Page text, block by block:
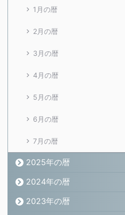
1月の暦
2月の暦
3月の暦
4月の暦
5月の暦
6月の暦
7月の暦
2025年の暦
2024年の暦
2023年の暦